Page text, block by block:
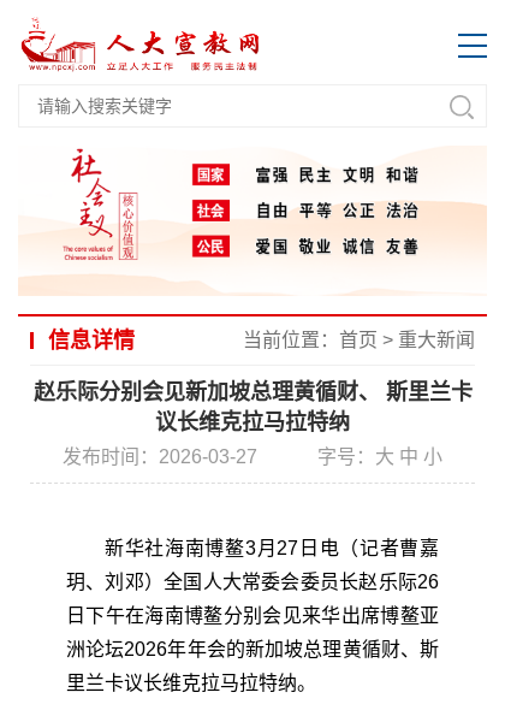
信息详情 当前位置： 首页 > 重大新闻
赵乐际分别会见新加坡总理黄循财、 斯里兰卡
议长维克拉马拉特纳
发布时间：2026-03-27 字号： 大 中 小
新华社海南博鳌3月27日电（记者曹嘉
玥、刘邓）全国人大常委会委员长赵乐际26
日下午在海南博鳌分别会见来华出席博鳌亚
洲论坛2026年年会的新加坡总理黄循财、斯
里兰卡议长维克拉马拉特纳。